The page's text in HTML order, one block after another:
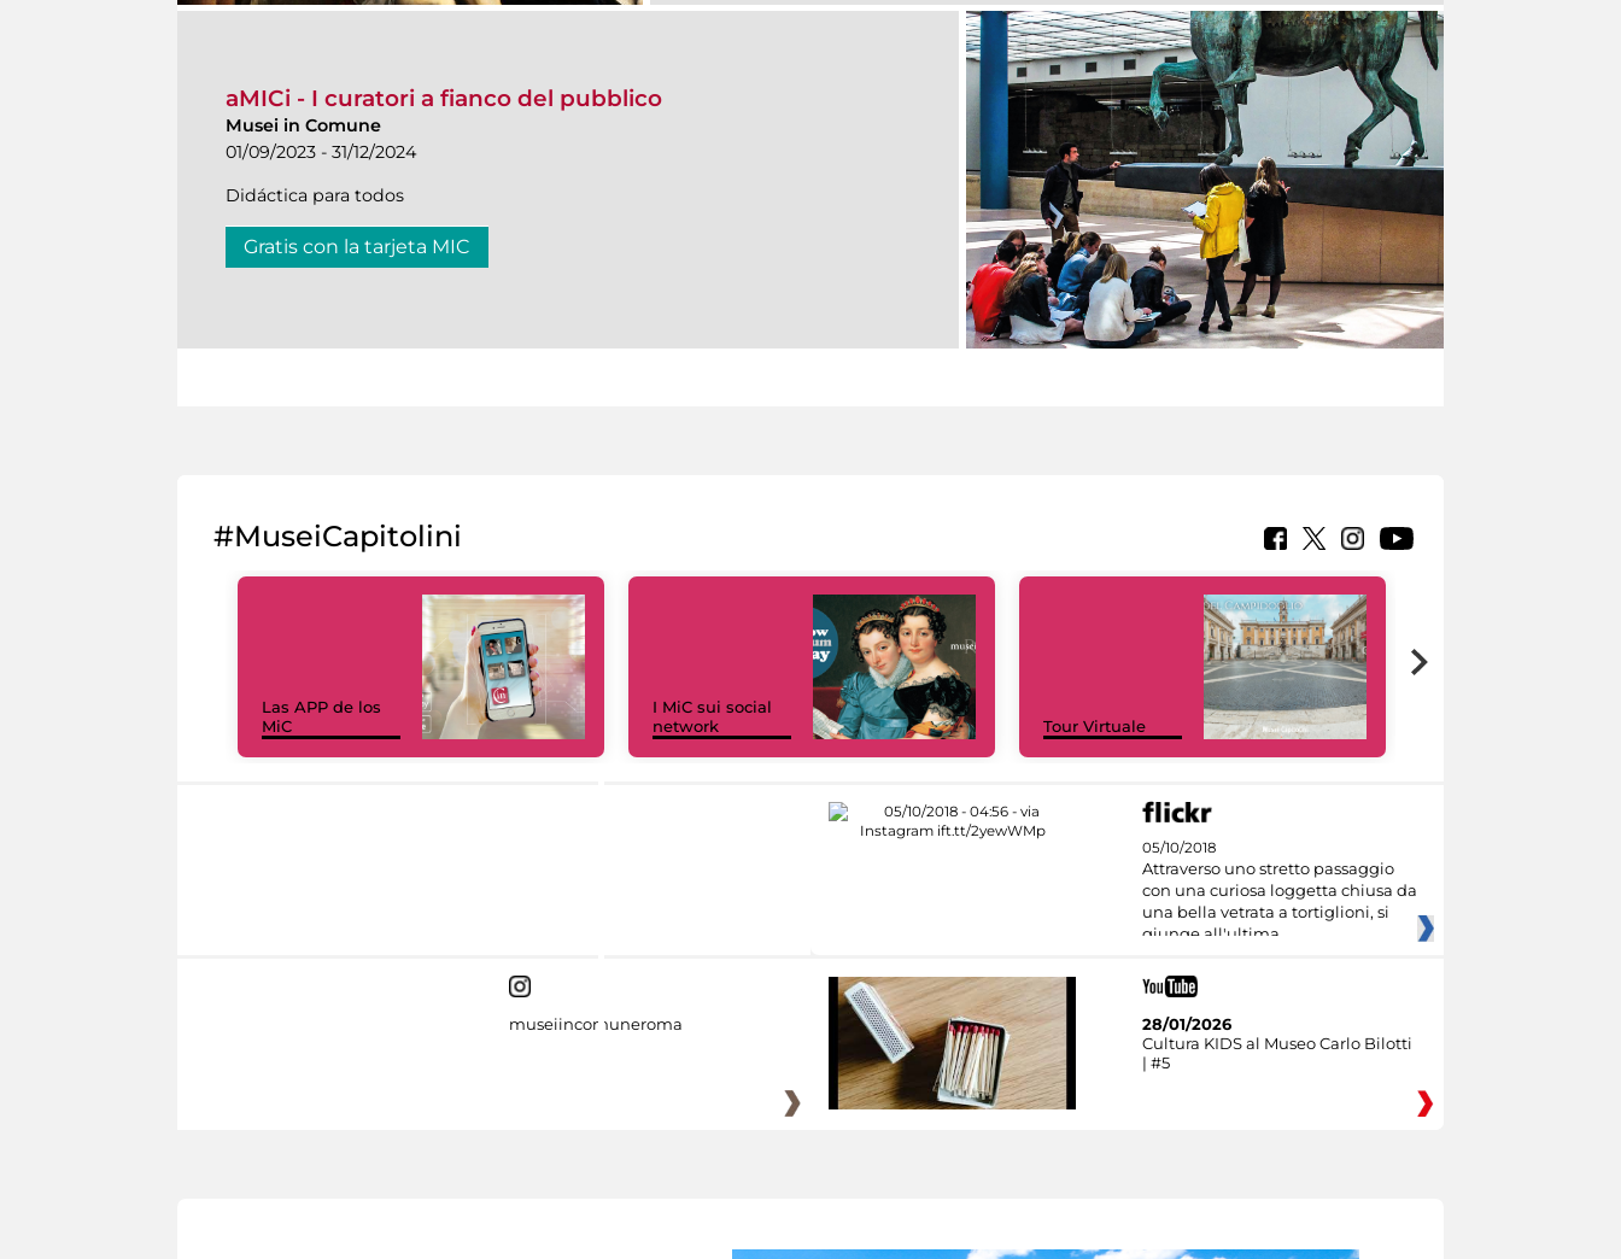
aMICi - I curatori a fianco del pubblico
Musei in Comune
01/09/2023 - 31/12/2024
Didáctica para todos
Gratis con la tarjeta MIC
#MuseiCapitolini
Las APP de los
MiC
I MiC sui social
network
Tour Virtuale
05/10/2018
Attraverso uno stretto passaggio
con una curiosa loggetta chiusa da
una bella vetrata a tortiglioni, si
giunge all'ultima
museiincomuneroma
28/01/2026
Cultura KIDS al Museo Carlo Bilotti
| #5